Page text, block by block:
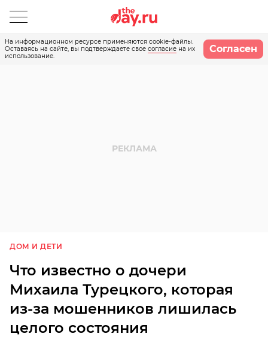
На информационном ресурсе применяются cookie-файлы.
Оставаясь на сайте, вы подтверждаете свое согласие на их
использование.
Согласен
ДОМ И ДЕТИ
Что известно о дочери
Михаила Турецкого, которая
из-за мошенников лишилась
целого состояния